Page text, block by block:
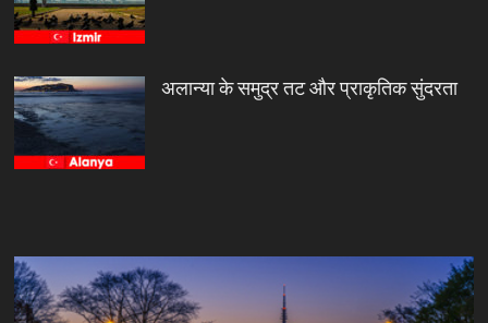
अलान्या के समुद्र तट और प्राकृतिक सुंदरता